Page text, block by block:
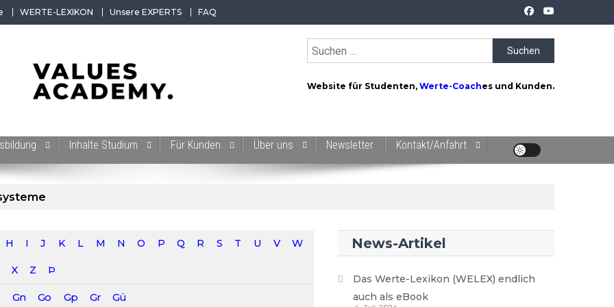
WERTE-LEXIKON Unsere EXPERTS FAQ
Suchen
nach:
Website für Studenten, Werte-Coaches und Kunden.
Inhalte Studium Für Kunden Über uns Newsletter Kontakt/Anfahrt
H I J K L M N O P Q R S T U V W
X Z Þ
Gn Go Gp Gr Gü
News-Artikel
Das Werte-Lexikon (WELEX) endlich
auch als eBook